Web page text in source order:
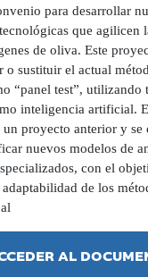
para desarrollar
que agilicen
de oliva. Este
o sustituir el actual
“panel test”, utilizando
inteligencia artificial.
proyecto anterior y se
nuevos modelos de
con el
de los
AL